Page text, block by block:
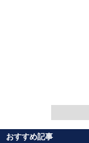
おすすめ記事